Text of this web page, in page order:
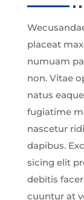
placeat
numuam
non. Vitae
natus
fugiatime
nascetur
dapibus.
sicing elit
debitis
cuuntur at